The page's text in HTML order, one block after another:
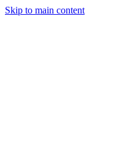
Skip to main content